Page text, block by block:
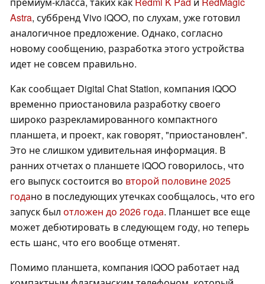
Astra, суббренд Vivo iQOO, по слухам, уже готовил
аналогичное предложение. Однако, согласно
новому сообщению, разработка этого устройства
идет не совсем правильно.
Как сообщает Digital Chat Station, компания iQOO
временно приостановила разработку своего
широко разрекламированного компактного
планшета, и проект, как говорят, "приостановлен".
Это не слишком удивительная информация. В
ранних отчетах о планшете iQOO говорилось, что
его выпуск состоится во второй половине 2025
годано в последующих утечках сообщалось, что его
запуск был отложен до 2026 года. Планшет все еще
может дебютировать в следующем году, но теперь
есть шанс, что его вообще отменят.
Помимо планшета, компания iQOO работает над